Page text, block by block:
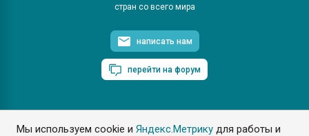
Мы используем cookie иЯндекс.Метрику для работы и
стран со всего мира
написать нам
перейти на форум
ПластЭксперт © 2006. Все права защищены